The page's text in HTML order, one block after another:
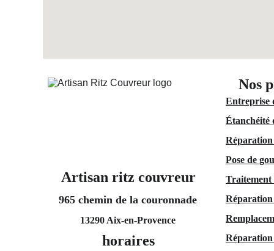
Artisan ritz couvreur
Nos
Entreprise
Étanchéité
Pose de
Traitement
Réparation
Réparation
965 chemin de la couronnade
13290 Aix-en-Provence
horaires